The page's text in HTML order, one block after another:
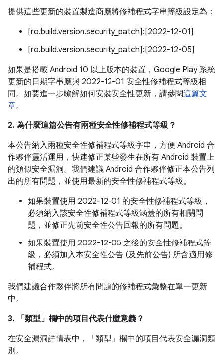
提供這些更新的裝置製造商應將修補程式字串等級設定為：
[ro.build.version.security_patch]:[2022-12-01]
[ro.build.version.security_patch]:[2022-12-05]
如果是搭載 Android 10 以上版本的裝置，Google Play 系統
更新的日期字串應與 2022-12-01 安全性修補程式等級相
同。如要進一步瞭解如何安裝安全性更新，請參閱這篇文
章。
2. 為什麼這篇公告有兩種安全性修補程式等級？
本公告納入兩種安全性修補程式等級字串，方便 Android 合
作夥伴靈活運用，快速修正某些發生在所有 Android 裝置上
的類似安全漏洞。我們建議 Android 合作夥伴修正本公告列
出的所有問題，並使用最新的安全性修補程式等級。
如果裝置使用 2022-12-01 的安全性修補程式等級，
必須納入該安全性修補程式等級涵蓋的所有相關問
題，並修正先前安全性公告回報的所有問題。
如果裝置使用 2022-12-05 之後的安全性修補程式等
級，必須加入本安全性公告 (及先前公告) 所含適用修
補程式。
我們建議合作夥伴將所有問題的修補程式彙整在單一更新
中。
3. 「類型」 欄中的項目代表什麼意義？
在安全漏洞詳情表中，「類型」 欄中的項目代表安全漏洞類
別。